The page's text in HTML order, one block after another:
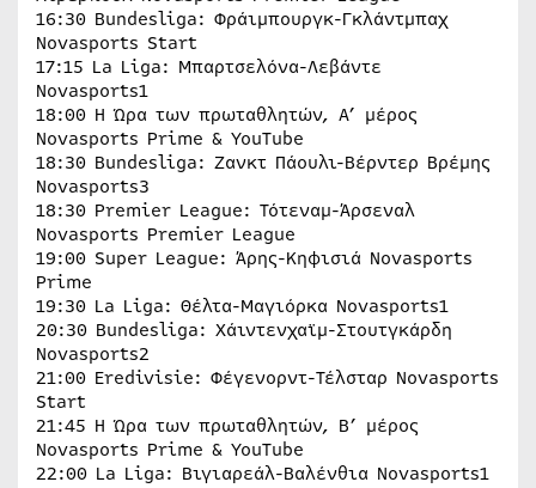
16:30 Bundesliga: Φράιμπουργκ-Γκλάντμπαχ
Novasports Start
17:15 La Liga: Μπαρτσελόνα-Λεβάντε
Novasports1
18:00 H Ώρα των πρωταθλητών, Α’ μέρος
Novasports Prime & YouTube
18:30 Bundesliga: Ζανκτ Πάουλι-Βέρντερ Βρέμης
Novasports3
18:30 Premier League: Τότεναμ-Άρσεναλ
Novasports Premier League
19:00 Super League: Άρης-Κηφισιά Novasports
Prime
19:30 La Liga: Θέλτα-Μαγιόρκα Novasports1
20:30 Bundesliga: Χάιντενχαϊμ-Στουτγκάρδη
Novasports2
21:00 Eredivisie: Φέγενορντ-Τέλσταρ Novasports
Start
21:45 H Ώρα των πρωταθλητών, B’ μέρος
Novasports Prime & YouTube
22:00 La Liga: Βιγιαρεάλ-Βαλένθια Novasports1